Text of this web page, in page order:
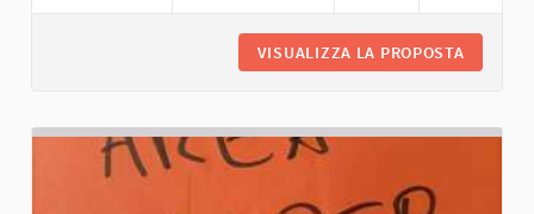
VISUALIZZA LA PROPOSTA